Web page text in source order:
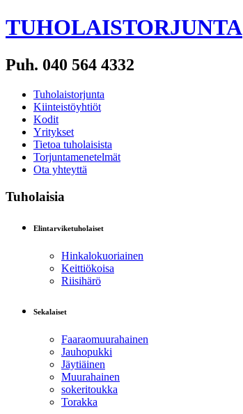
TUHOLAISTORJUNTA
Puh. 040 564 4332
Tuholaistorjunta
Kiinteistöyhtiöt
Kodit
Yritykset
Tietoa tuholaisista
Torjuntamenetelmät
Ota yhteyttä
Tuholaisia
Elintarviketuholaiset
Hinkalokuoriainen
Keittiökoisa
Riisihärö
Sekalaiset
Faaraomuurahainen
Jauhopukki
Jäytiäinen
Muurahainen
sokeritoukka
Torakka